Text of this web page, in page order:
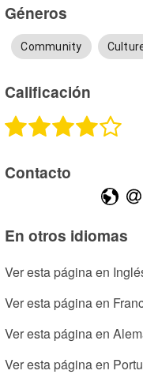
Géneros
Community
Calificación
Contacto
En otros idiomas
Ver esta página en
Ver esta página en
Ver esta página en
Ver esta página en